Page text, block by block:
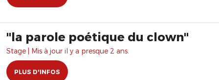
"la parole poétique du clown"
Stage | Mis à jour il y a presque 2 ans.
PLUS D'INFOS